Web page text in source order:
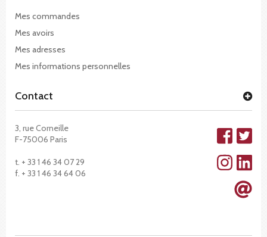
Mes commandes
Mes avoirs
Mes adresses
Mes informations personnelles
Contact
3, rue Corneille
F-75006 Paris
t. + 33 1 46 34 07 29
f. + 33 1 46 34 64 06